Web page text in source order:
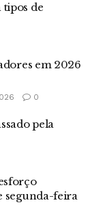
de
em 2026
0
pela
segunda-feira